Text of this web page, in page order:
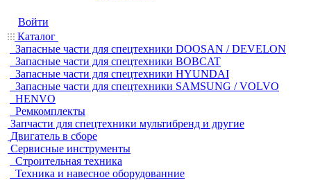
Войти
Каталог
Запасные части для спецтехники DOOSAN / DEVELON
Запасные части для спецтехники BOBCAT
Запасные части для спецтехники HYUNDAI
Запасные части для спецтехники SAMSUNG / VOLVO
HENVO
Ремкомплекты
Запчасти для спецтехники мультибренд и другие
Двигатель в сборе
Сервисные инструменты
Строительная техника
Техника и навесное оборудованние